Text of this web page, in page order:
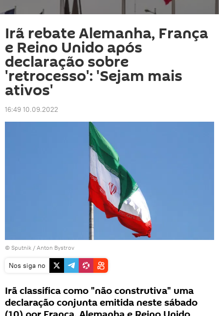
Irã rebate Alemanha, França
e Reino Unido após
declaração sobre
'retrocesso': 'Sejam mais
ativos'
16:49 10.09.2022
© Sputnik / Anton Bystrov
Nos siga no
Irã classifica como "não construtiva" uma
declaração conjunta emitida neste sábado